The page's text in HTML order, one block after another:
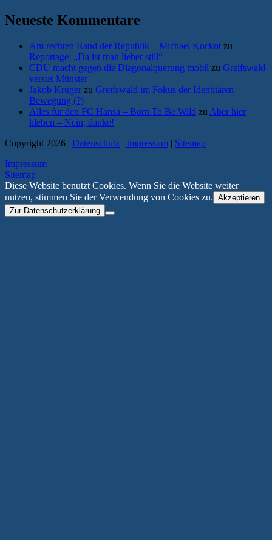
Neueste Kommentare
Am rechten Rand der Republik – Michael Kockot zu
Reportage: „Da ist man lieber still“
CDU macht gegen die Diagonalquerung mobil zu Greifswald
versus Münster
Jakob Krüger zu Greifswald im Fokus der Identitären
Bewegung (?)
Alles für den FC Hansa – Born To Be Wild zu Aber hier
kleben – Nein, danke!
Copyright 2026 | Datenschutz | Impressum | Sitemap
Impressum
Sitemap
Diese Website benutzt Cookies. Wenn Sie die Website weiter
nutzen, stimmen Sie der Verwendung von Cookies zu. Akzeptieren
Zur Datenschutzerklärung